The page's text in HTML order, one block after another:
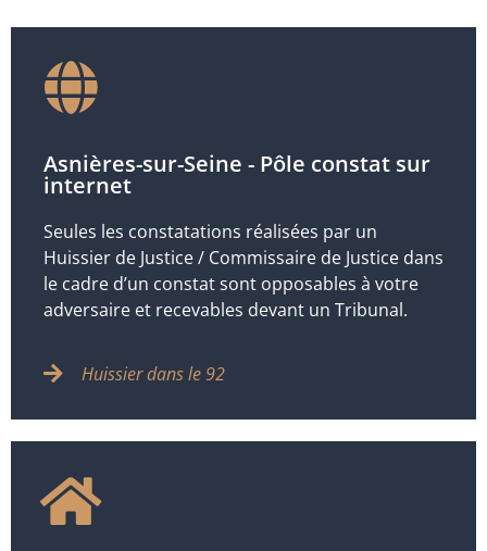
Asnières-sur-Seine - Pôle constat sur
internet
Seules les constatations réalisées par un
Huissier de Justice / Commissaire de Justice dans
le cadre d’un constat sont opposables à votre
adversaire et recevables devant un Tribunal.
Huissier dans le 92